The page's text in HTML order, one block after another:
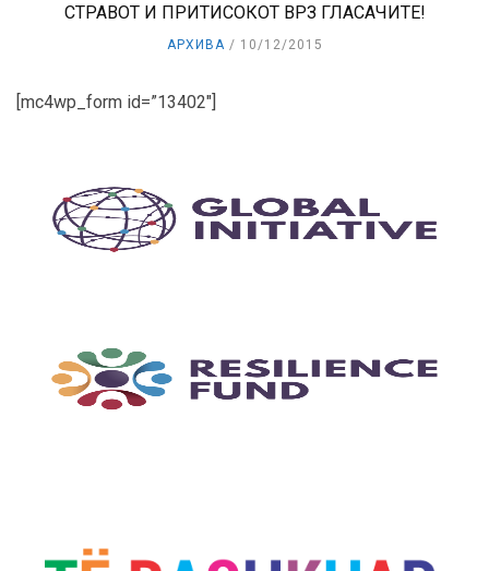
СТРАВОТ И ПРИТИСОКОТ ВРЗ ГЛАСАЧИТЕ!
АРХИВА 10/12/2015
[mc4wp_form id=”13402″]